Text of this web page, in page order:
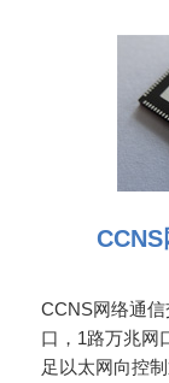
CCNS网络通
口，1路万兆网
足以太网向控